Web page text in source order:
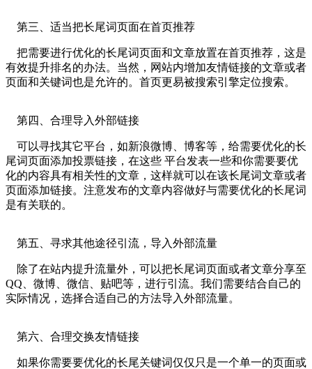
第三、适当把长尾词页面在首页推荐
把需要进行优化的长尾词页面和文章放置在首页推荐，这是
有效提升排名的办法。当然，网站内增加友情链接的文章或者
页面和关键词也是允许的。首页更易被搜索引擎定位搜索。
第四、合理导入外部链接
可以寻找其它平台，如新浪微博、博客等，给需要优化的长
尾词页面添加投票链接，在这些 平台发表一些和你需要要优
化的内容具有相关性的文章，这样就可以在该长尾词文章或者
页面添加链接。注意发布的文章内容做好与需要优化的长尾词
是有关联的。
第五、寻求其他途径引流，导入外部流量
除了在站内提升流量外，可以把长尾词页面或者文章分享至
QQ、微博、微信、贴吧等，进行引流。我们需要结合自己的
实际情况，选择合适自己的方法导入外部流量。
第六、合理交换友情链接
如果你需要要优化的长尾关键词仅仅只是一个单一的页面或